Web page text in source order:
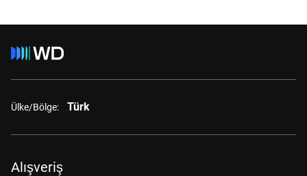
Ülke/Bölge: Türk
Alışveriş